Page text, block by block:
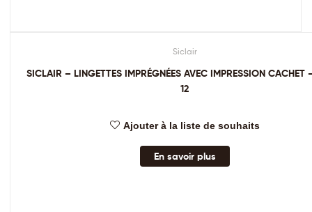
Siclair
SICLAIR – LINGETTES IMPRÉGNÉES AVEC IMPRESSION
12
Ajouter à la liste de souhaits
En savoir plus